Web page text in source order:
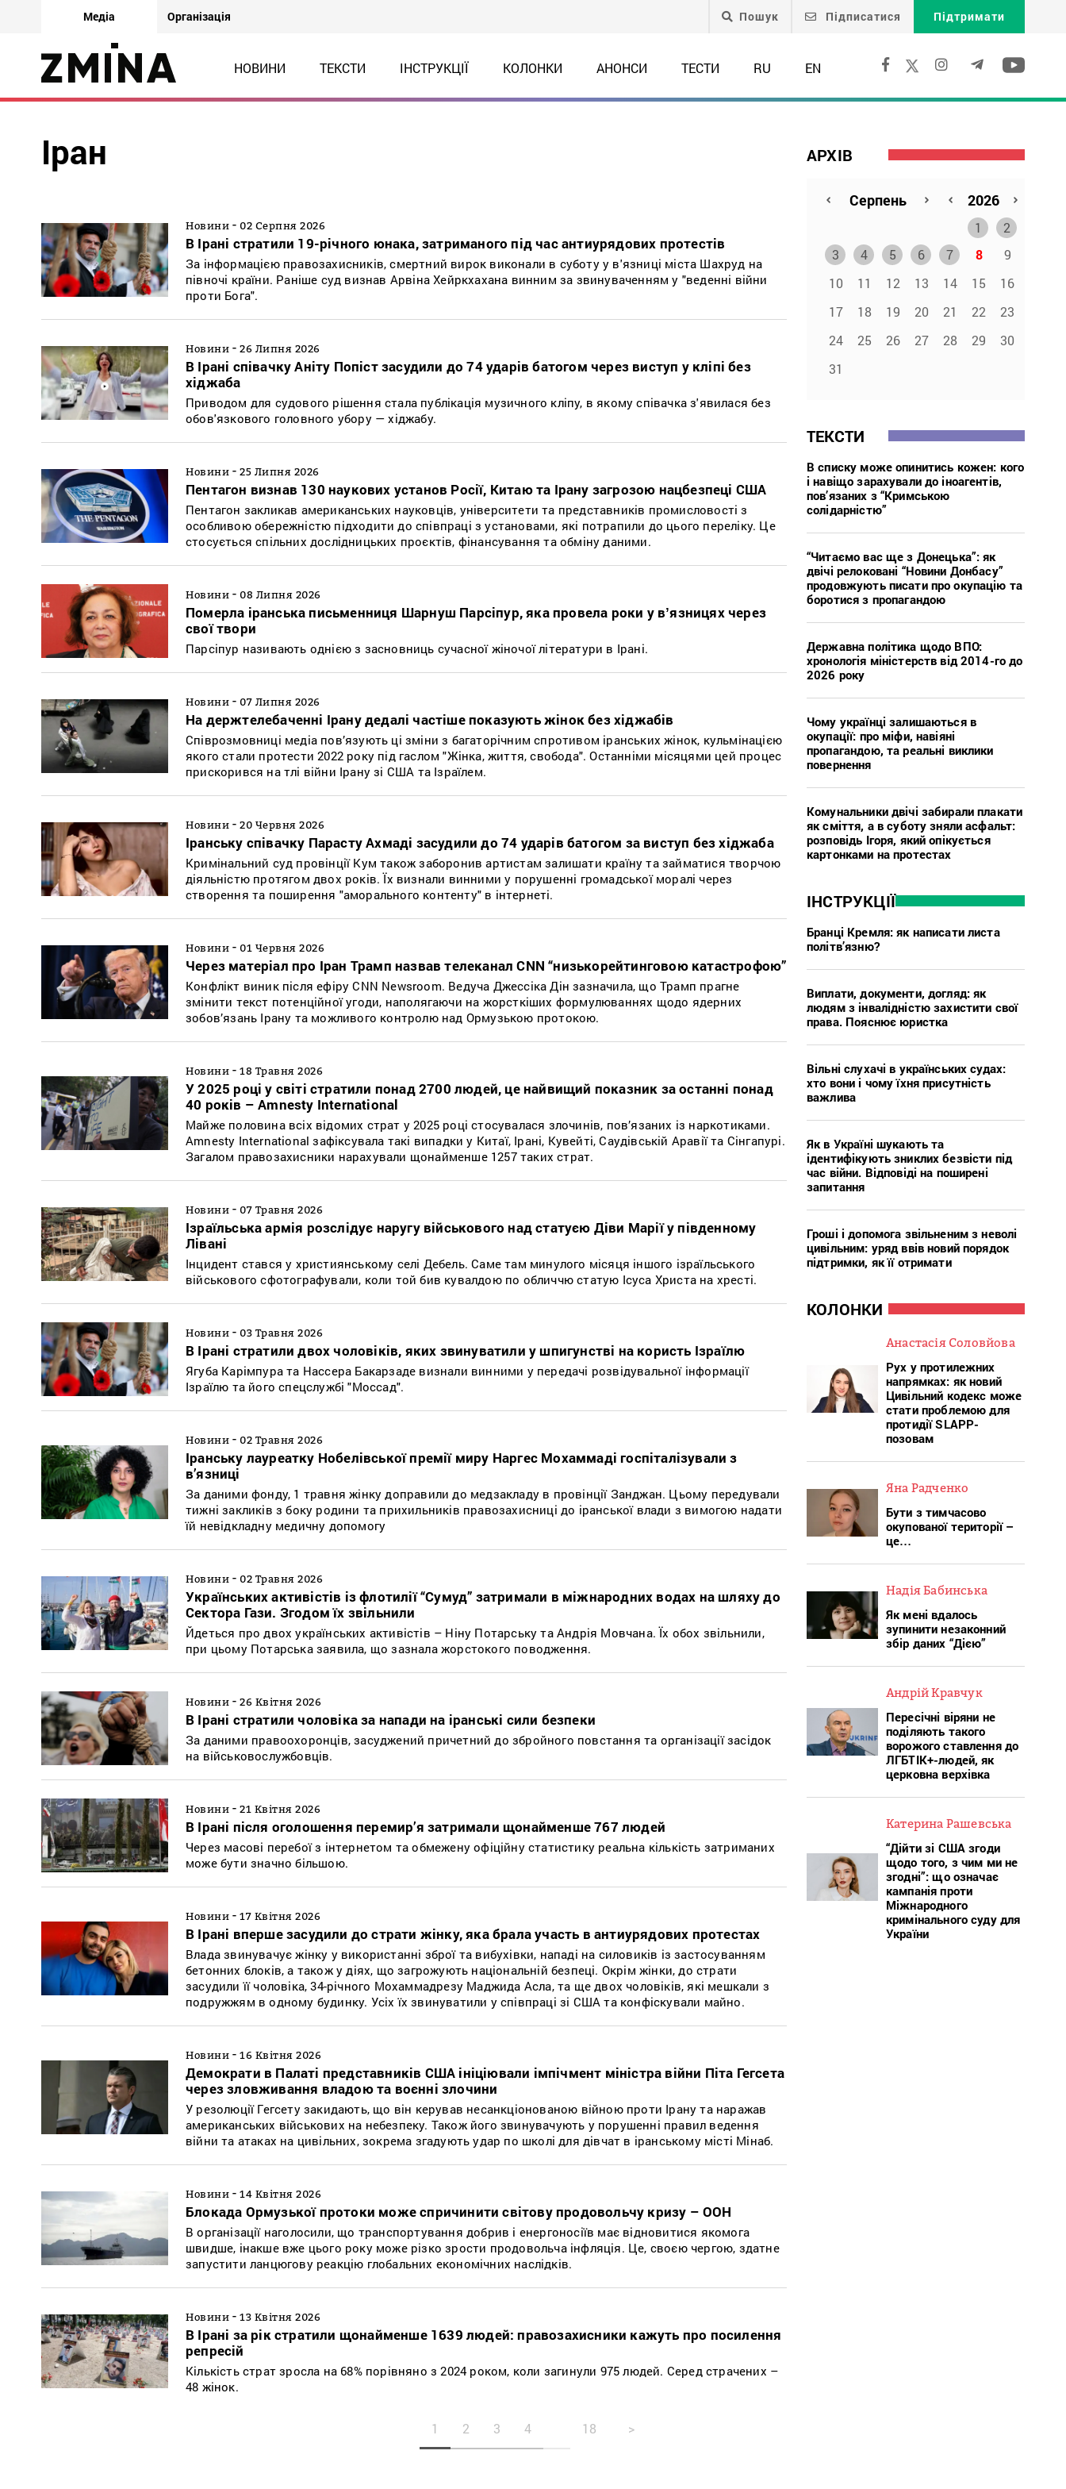
Медіа Організація Пошук Підписатися Підтримати
НОВИНИ ТЕКСТИ ІНСТРУКЦІЇ КОЛОНКИ АНОНСИ ТЕСТИ RU EN
Іран
Новини - 02 Серпня 2026
В Ірані стратили 19-річного юнака, затриманого під час антиурядових протестів
За інформацією правозахисників, смертний вирок виконали в суботу у в'язниці міста Шахруд на
півночі країни. Раніше суд визнав Арвіна Хейркхахана винним за звинуваченням у "веденні війни
проти Бога".
Новини - 26 Липня 2026
В Ірані співачку Аніту Попіст засудили до 74 ударів батогом через виступ у кліпі без
хіджаба
Приводом для судового рішення стала публікація музичного кліпу, в якому співачка з'явилася без
обов'язкового головного убору — хіджабу.
Новини - 25 Липня 2026
Пентагон визнав 130 наукових установ Росії, Китаю та Ірану загрозою нацбезпеці США
Пентагон закликав американських науковців, університети та представників промисловості з
особливою обережністю підходити до співпраці з установами, які потрапили до цього переліку. Це
стосується спільних дослідницьких проєктів, фінансування та обміну даними.
Новини - 08 Липня 2026
Померла іранська письменниця Шарнуш Парсіпур, яка провела роки у вʼязницях через
свої твори
Парсіпур називають однією з засновниць сучасної жіночої літератури в Ірані.
Новини - 07 Липня 2026
На держтелебаченні Ірану дедалі частіше показують жінок без хіджабів
Співрозмовниці медіа пов’язують ці зміни з багаторічним спротивом іранських жінок, кульмінацією
якого стали протести 2022 року під гаслом "Жінка, життя, свобода". Останніми місяцями цей процес
прискорився на тлі війни Ірану зі США та Ізраїлем.
Новини - 20 Червня 2026
Іранську співачку Парасту Ахмаді засудили до 74 ударів батогом за виступ без хіджаба
Кримінальний суд провінції Кум також заборонив артистам залишати країну та займатися творчою
діяльністю протягом двох років. Їх визнали винними у порушенні громадської моралі через
створення та поширення "аморального контенту" в інтернеті.
Новини - 01 Червня 2026
Через матеріал про Іран Трамп назвав телеканал CNN “низькорейтинговою катастрофою”
Конфлікт виник після ефіру CNN Newsroom. Ведуча Джессіка Дін зазначила, що Трамп прагне
змінити текст потенційної угоди, наполягаючи на жорсткіших формулюваннях щодо ядерних
зобов’язань Ірану та можливого контролю над Ормузькою протокою.
Новини - 18 Травня 2026
У 2025 році у світі стратили понад 2700 людей, це найвищий показник за останні понад
40 років – Amnesty International
Майже половина всіх відомих страт у 2025 році стосувалася злочинів, пов’язаних із наркотиками.
Amnesty International зафіксувала такі випадки у Китаї, Ірані, Кувейті, Саудівській Аравії та Сінгапурі.
Загалом правозахисники нарахували щонайменше 1257 таких страт.
Новини - 07 Травня 2026
Ізраїльська армія розслідує наругу військового над статуєю Діви Марії у південному
Лівані
Інцидент стався у християнському селі Дебель. Саме там минулого місяця іншого ізраїльського
військового сфотографували, коли той бив кувалдою по обличчю статую Ісуса Христа на хресті.
Новини - 03 Травня 2026
В Ірані стратили двох чоловіків, яких звинуватили у шпигунстві на користь Ізраїлю
Ягуба Карімпура та Нассера Бакарзаде визнали винними у передачі розвідувальної інформації
Ізраїлю та його спецслужбі "Моссад".
Новини - 02 Травня 2026
Іранську лауреатку Нобелівської премії миру Наргес Мохаммаді госпіталізували з
в’язниці
За даними фонду, 1 травня жінку доправили до медзакладу в провінції Занджан. Цьому передували
тижні закликів з боку родини та прихильників правозахисниці до іранської влади з вимогою надати
їй невідкладну медичну допомогу
Новини - 02 Травня 2026
Українських активістів із флотилії “Сумуд” затримали в міжнародних водах на шляху до
Сектора Гази. Згодом їх звільнили
Йдеться про двох українських активістів – Ніну Потарську та Андрія Мовчана. Їх обох звільнили,
при цьому Потарська заявила, що зазнала жорстокого поводження.
Новини - 26 Квітня 2026
В Ірані стратили чоловіка за напади на іранські сили безпеки
За даними правоохоронців, засуджений причетний до збройного повстання та організації засідок
на військовослужбовців.
Новини - 21 Квітня 2026
В Ірані після оголошення перемир’я затримали щонайменше 767 людей
Через масові перебої з інтернетом та обмежену офіційну статистику реальна кількість затриманих
може бути значно більшою.
Новини - 17 Квітня 2026
В Ірані вперше засудили до страти жінку, яка брала участь в антиурядових протестах
Влада звинувачує жінку у використанні зброї та вибухівки, нападі на силовиків із застосуванням
бетонних блоків, а також у діях, що загрожують національній безпеці. Окрім жінки, до страти
засудили її чоловіка, 34-річного Мохаммадрезу Маджида Асла, та ще двох чоловіків, які мешкали з
подружжям в одному будинку. Усіх їх звинуватили у співпраці зі США та конфіскували майно.
Новини - 16 Квітня 2026
Демократи в Палаті представників США ініціювали імпічмент міністра війни Піта Гегсета
через зловживання владою та воєнні злочини
У резолюції Гегсету закидають, що він керував несанкціонованою війною проти Ірану та наражав
американських військових на небезпеку. Також його звинувачують у порушенні правил ведення
війни та атаках на цивільних, зокрема згадують удар по школі для дівчат в іранському місті Мінаб.
Новини - 14 Квітня 2026
Блокада Ормузької протоки може спричинити світову продовольчу кризу – ООН
В організації наголосили, що транспортування добрив і енергоносіїв має відновитися якомога
швидше, інакше вже цього року може різко зрости продовольча інфляція. Це, своєю чергою, здатне
запустити ланцюгову реакцію глобальних економічних наслідків.
Новини - 13 Квітня 2026
В Ірані за рік стратили щонайменше 1639 людей: правозахисники кажуть про посилення
репресій
Кількість страт зросла на 68% порівняно з 2024 роком, коли загинули 975 людей. Серед страчених –
48 жінок.
АРХІВ
1
2
3
4 5 6 7 8
9
10
11 12 13 14 15
16
17
18 19 20 21 22
23
24
25 26 27 28 29
30
31
ТЕКСТИ
В списку може опинитись кожен: кого
і навіщо зарахували до іноагентів,
пов’язаних з “Кримською
солідарністю”
“Читаємо вас ще з Донецька”: як
двічі релоковані “Новини Донбасу”
продовжують писати про окупацію та
боротися з пропагандою
Державна політика щодо ВПО:
хронологія міністерств від 2014-го до
2026 року
Чому українці залишаються в
окупації: про міфи, навіяні
пропагандою, та реальні виклики
повернення
Комунальники двічі забирали плакати
як сміття, а в суботу зняли асфальт:
розповідь Ігоря, який опікується
картонками на протестах
ІНСТРУКЦІЇ
Бранці Кремля: як написати листа
політв’язню?
Виплати, документи, догляд: як
людям з інвалідністю захистити свої
права. Пояснює юристка
Вільні слухачі в українських судах:
хто вони і чому їхня присутність
важлива
Як в Україні шукають та
ідентифікують зниклих безвісти під
час війни. Відповіді на поширені
запитання
Гроші і допомога звільненим з неволі
цивільним: уряд ввів новий порядок
підтримки, як її отримати
КОЛОНКИ
Анастасія Соловйова
Рух у протилежних
напрямках: як новий
Цивільний кодекс може
стати проблемою для
протидії SLAPP-
позовам
Яна Радченко
Бути з тимчасово
окупованої території –
це…
Надія Бабинська
Як мені вдалось
зупинити незаконний
збір даних “Дією”
Андрій Кравчук
Пересічні віряни не
поділяють такого
ворожого ставлення до
ЛГБТІК+-людей, як
церковна верхівка
Катерина Рашевська
“Дійти зі США згоди
щодо того, з чим ми не
згодні”: що означає
кампанія проти
Міжнародного
кримінального суду для
України
1 2 3 4 18 >